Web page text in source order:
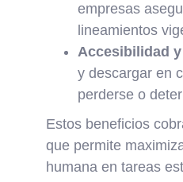
empresas
lineamientos
Accesibilidad
y descargar en
perderse o
Estos beneficios
que permite
humana en tareas